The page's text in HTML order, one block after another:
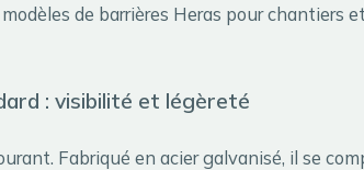
de barrières Heras pour chantiers et
: visibilité et légèreté
Fabriqué en acier galvanisé, il se